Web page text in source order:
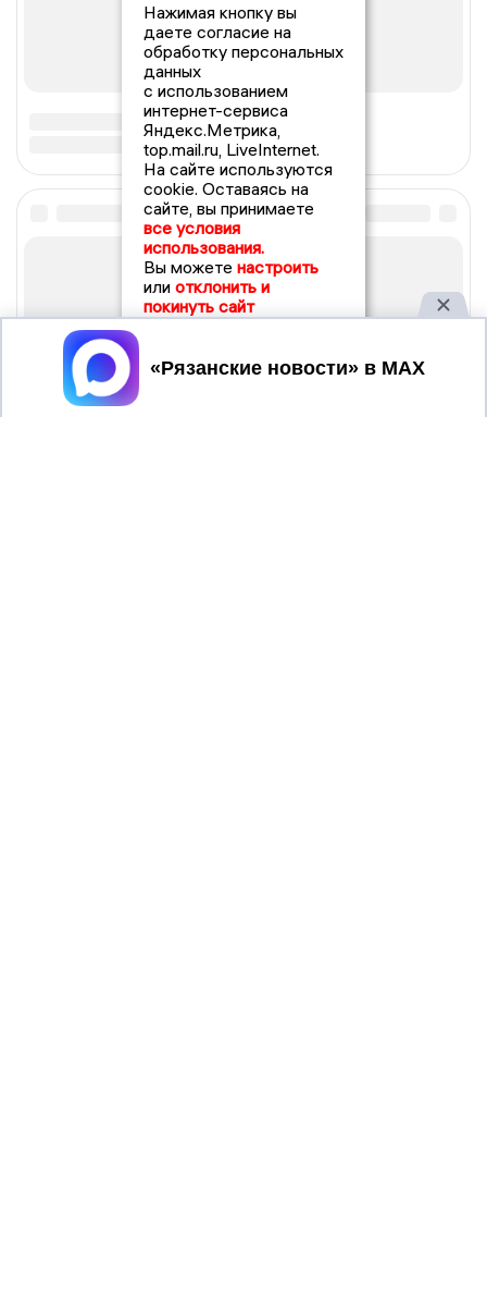
Нажимая кнопку вы
даете согласие на
обработку персональных
данных
с использованием
интернет-сервиса
Яндекс.Метрика,
top.mail.ru, LiveInternet.
На сайте используются
cookie. Оставаясь на
сайте, вы принимаете
все условия
использования.
Вы можете настроить
или отклонить и
покинуть сайт
Принять